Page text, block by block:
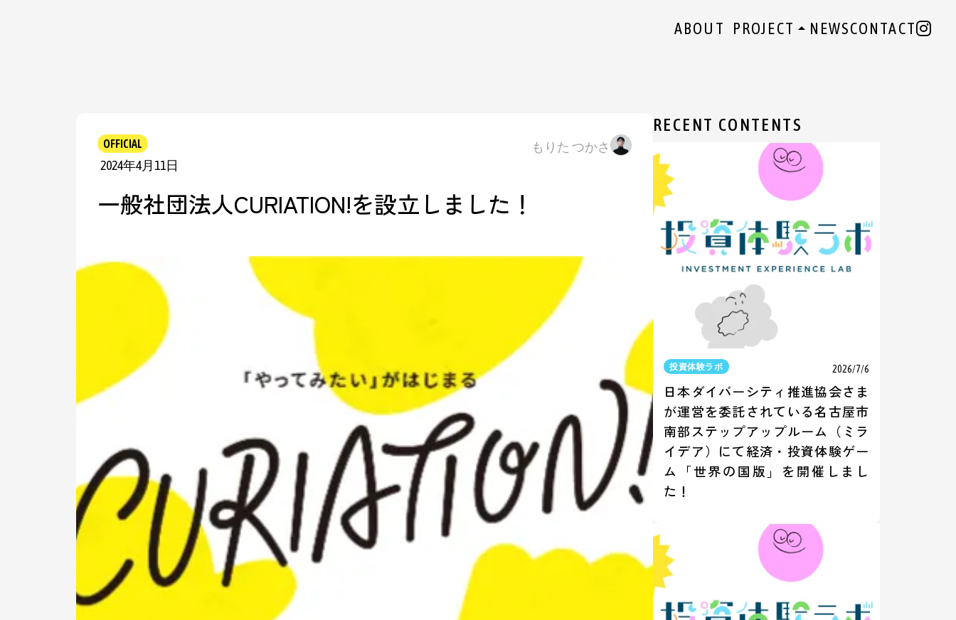
ABOUT PROJECT arrow_drop_up NEWSCONTACT
OFFICIAL
もりた つかさ
2024年4月11日
一般社団法人CURIATION!を設立しました！
RECENT CONTENTS
投資体験ラボ 2026/7/6
日本ダイバーシティ推進協会さま
が運営を委託されている名古屋市
南部ステップアップルーム（ミラ
イデア）にて経済・投資体験ゲー
ム「世界の国版」を開催しまし
た！